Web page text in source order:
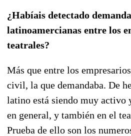
¿Habíais detectado
latinoamercianas entre los
teatrales?
Más que entre los
civil, la que demandaba. De
latino está siendo muy activo
en general, y también en el
Prueba de ello son los